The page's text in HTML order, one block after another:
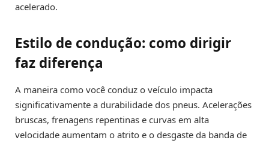
acelerado.
Estilo de condução: como dirigir
faz diferença
A maneira como você conduz o veículo impacta
significativamente a durabilidade dos pneus. Acelerações
bruscas, frenagens repentinas e curvas em alta
velocidade aumentam o atrito e o desgaste da banda de